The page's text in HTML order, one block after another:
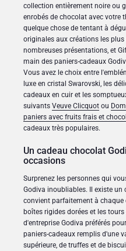
collection entièrement noire ou
enrobés de chocolat avec votre
quelque chose de tentant à
originales aux créations les
nombreuses présentations, et
main des paniers-cadeaux
Vous avez le choix entre
luxe en cristal Swarovski, les
cadeaux en cuir et les
suivants Veuve Clicquot ou
paniers avec fruits frais et
cadeaux très populaires.
Un cadeau chocolat
occasions
Surprenez les personnes qui
Godiva inoubliables. Il existe un
convient parfaitement à chaque
boîtes rigides dorées et les
d'entreprise Godiva préférés
paniers-cadeaux remplis d'une
supérieure, de truffes et de